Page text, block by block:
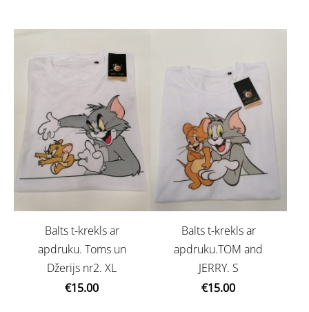
Balts t-krekls ar
apdruku. Toms un
Džerijs nr2. XL
€15.00
Balts t-krekls ar
apdruku.TOM and
JERRY. S
€15.00